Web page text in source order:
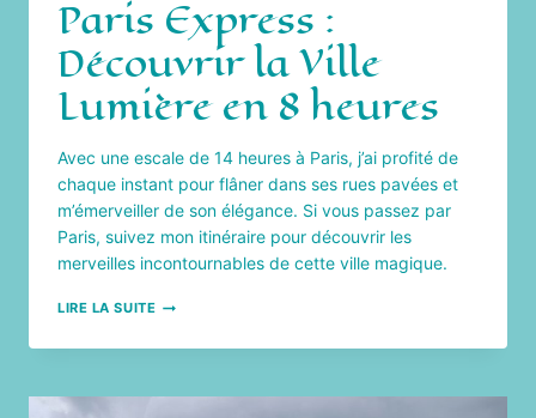
Paris Express :
Découvrir la Ville
Lumière en 8 heures
Avec une escale de 14 heures à Paris, j’ai profité de
chaque instant pour flâner dans ses rues pavées et
m’émerveiller de son élégance. Si vous passez par
Paris, suivez mon itinéraire pour découvrir les
merveilles incontournables de cette ville magique.
LIRE LA SUITEPARIS